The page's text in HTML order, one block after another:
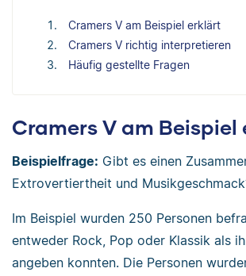
Cramers V am Beispiel erklärt
Cramers V richtig interpretieren
Häufig gestellte Fragen
Cramers V am
Beispielfrage: Gibt es einen
Extrovertiertheit und
Im Beispiel wurden 250 Personen
entweder Rock, Pop oder Klassik als
angeben konnten. Die Personen